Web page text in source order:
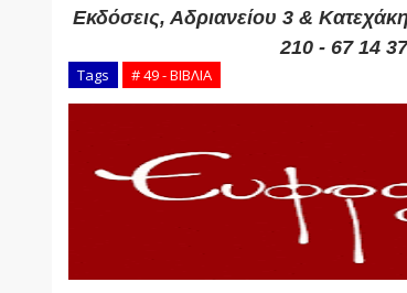
Εκδόσεις, Αδριανείου 3 &
210 - 67 14
Tags # 49 - ΒΙΒΛΙΑ